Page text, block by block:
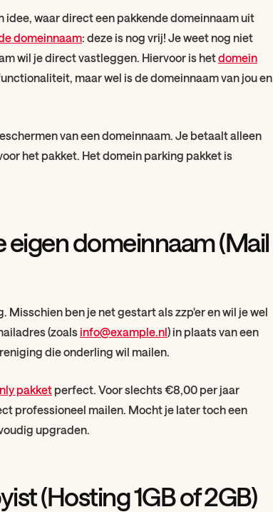
waar direct een pakkende domeinnaam uit
domeinnaam: deze is nog vrij! Je weet nog niet
wil je direct vastleggen. Hiervoor is hetdomein
maar wel is de domeinnaam van jou en
van een domeinnaam. Je betaalt alleen
het pakket. Het domein parking pakket is
eigen domeinnaam (Mail
ben je net gestart als zzp'er en wil je wel
(zoalsinfo@example.nl) in plaats van een
die onderling wil mailen.
pakket perfect. Voor slechts €8,00 per jaar
professioneel mailen. Mocht je later toch een
upgraden.
(Hosting 1GB of 2GB)